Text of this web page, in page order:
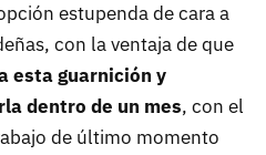
estupenda de cara a
con la ventaja de que
esta guarnición y
dentro de un mes, con el
de último momento